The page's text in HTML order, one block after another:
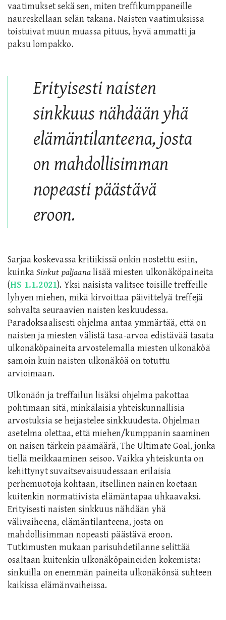
vaatimukset sekä sen, miten treffikumppaneille
naureskellaan selän takana. Naisten vaatimuksissa
toistuivat muun muassa pituus, hyvä ammatti ja
paksu lompakko.
Erityisesti naisten
sinkkuus nähdään yhä
elämäntilanteena, josta
on mahdollisimman
nopeasti päästävä
eroon.
Sarjaa koskevassa kritiikissä onkin nostettu esiin,
kuinkaSinkut paljaanalisää miesten ulkonäköpaineita
(HS 1.1.2021). Yksi naisista valitsee toisille treffeille
lyhyen miehen, mikä kirvoittaa päivittelyä treffejä
sohvalta seuraavien naisten keskuudessa.
Paradoksaalisesti ohjelma antaa ymmärtää, että on
naisten ja miesten välistä tasa-arvoa edistävää tasata
ulkonäköpaineita arvostelemalla miesten ulkonäköä
samoin kuin naisten ulkonäköä on totuttu
arvioimaan.
Ulkonäön ja treffailun lisäksi ohjelma pakottaa
pohtimaan sitä, minkälaisia yhteiskunnallisia
arvostuksia se heijastelee sinkkuudesta. Ohjelman
asetelma olettaa, että miehen/kumppanin saaminen
on naisen tärkein päämäärä, The Ultimate Goal, jonka
tiellä meikkaaminen seisoo. Vaikka yhteiskunta on
kehittynyt suvaitsevaisuudessaan erilaisia
perhemuotoja kohtaan, itsellinen nainen koetaan
kuitenkin normatiivista elämäntapaa uhkaavaksi.
Erityisesti naisten sinkkuus nähdään yhä
välivaiheena, elämäntilanteena, josta on
mahdollisimman nopeasti päästävä eroon.
Tutkimusten mukaan parisuhdetilanne selittää
osaltaan kuitenkin ulkonäköpaineiden kokemista:
sinkuilla on enemmän paineita ulkonäkönsä suhteen
kaikissa elämänvaiheissa.